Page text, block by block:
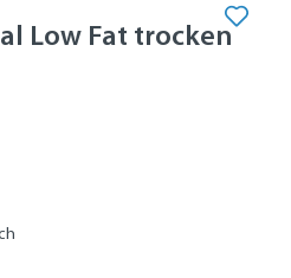
Low Fat trocken